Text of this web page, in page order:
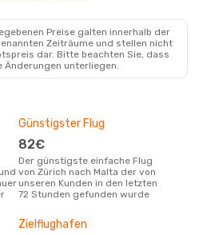
Preise galten innerhalb der
Zeiträume und stellen nicht
dar. Bitte beachten Sie, dass
Änderungen unterliegen.
Günstigster Flug
82€
Der günstigste einfache Flug
von Zürich nach Malta der von
unseren Kunden in den letzten
72 Stunden gefunden wurde
Zielflughafen